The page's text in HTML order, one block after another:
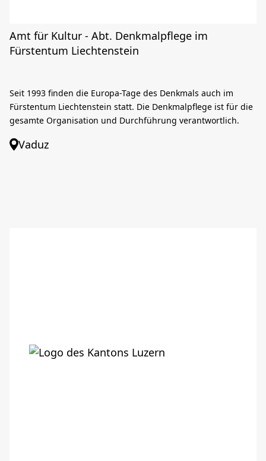
Amt für Kultur - Abt. Denkmalpflege im
Fürstentum Liechtenstein
Seit 1993 finden die Europa-Tage des Denkmals auch im
Fürstentum Liechtenstein statt. Die Denkmalpflege ist für die
gesamte Organisation und Durchführung verantwortlich.
Vaduz